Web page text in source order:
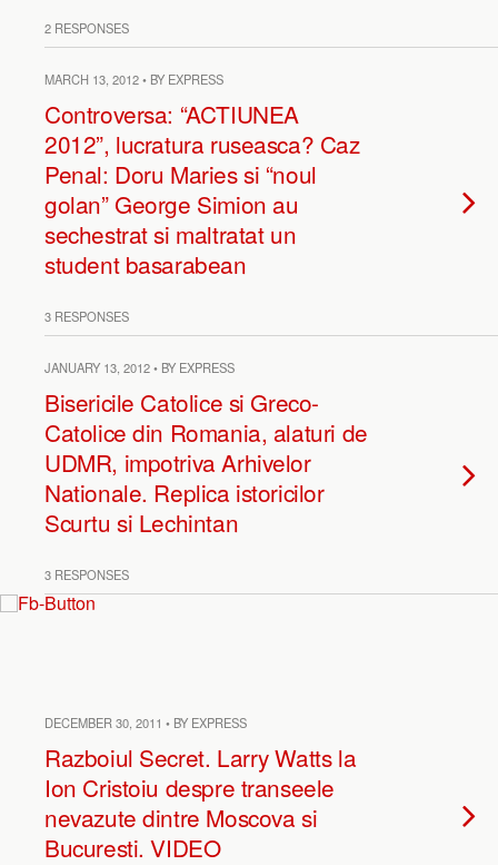
2 RESPONSES
MARCH 13, 2012 • BY EXPRESS
Controversa: “ACTIUNEA
2012”, lucratura ruseasca? Caz
Penal: Doru Maries si “noul
golan” George Simion au
sechestrat si maltratat un
student basarabean
3 RESPONSES
JANUARY 13, 2012 • BY EXPRESS
Bisericile Catolice si Greco-
Catolice din Romania, alaturi de
UDMR, impotriva Arhivelor
Nationale. Replica istoricilor
Scurtu si Lechintan
3 RESPONSES
DECEMBER 30, 2011 • BY EXPRESS
Razboiul Secret. Larry Watts la
Ion Cristoiu despre transeele
nevazute dintre Moscova si
Bucuresti. VIDEO